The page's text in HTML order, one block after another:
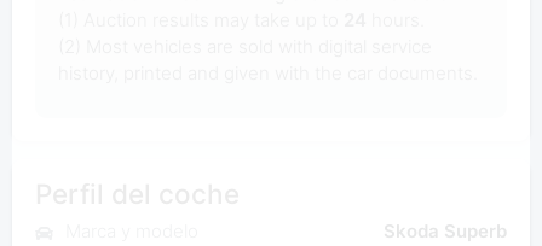
Skoda Superb